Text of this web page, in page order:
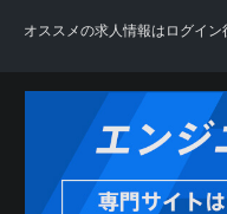
オススメの求人情報はログイ